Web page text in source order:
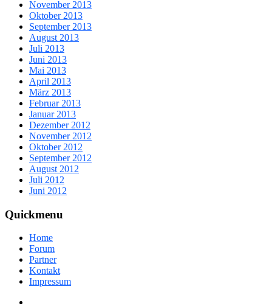
November 2013
Oktober 2013
September 2013
August 2013
Juli 2013
Juni 2013
Mai 2013
April 2013
März 2013
Februar 2013
Januar 2013
Dezember 2012
November 2012
Oktober 2012
September 2012
August 2012
Juli 2012
Juni 2012
Quickmenu
Home
Forum
Partner
Kontakt
Impressum